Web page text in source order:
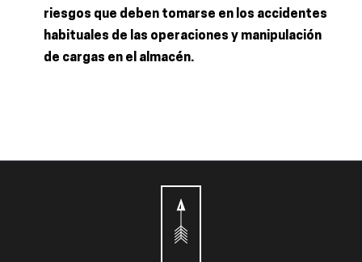
riesgos que deben tomarse en los accidentes
habituales de las operaciones y manipulación
de cargas en el almacén.